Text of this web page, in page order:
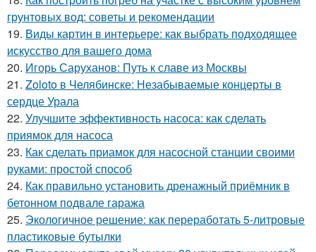
грунтовых вод: советы и рекомендации
19. Виды картин в интерьере: как выбрать подходящее
искусство для вашего дома
20. Игорь Саруханов: Путь к славе из Москвы
21. Zoloto в Челябинске: Незабываемые концерты в
сердце Урала
22. Улучшите эффективность насоса: как сделать
приямок для насоса
23. Как сделать приамок для насосной станции своими
руками: простой способ
24. Как правильно установить дренажный приёмник в
бетонном подвале гаража
25. Экологичное решение: как переработать 5-литровые
пластиковые бутылки